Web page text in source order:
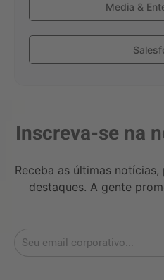
Media &
Inscreva-se na
Receba as últimas
destaques. A gente